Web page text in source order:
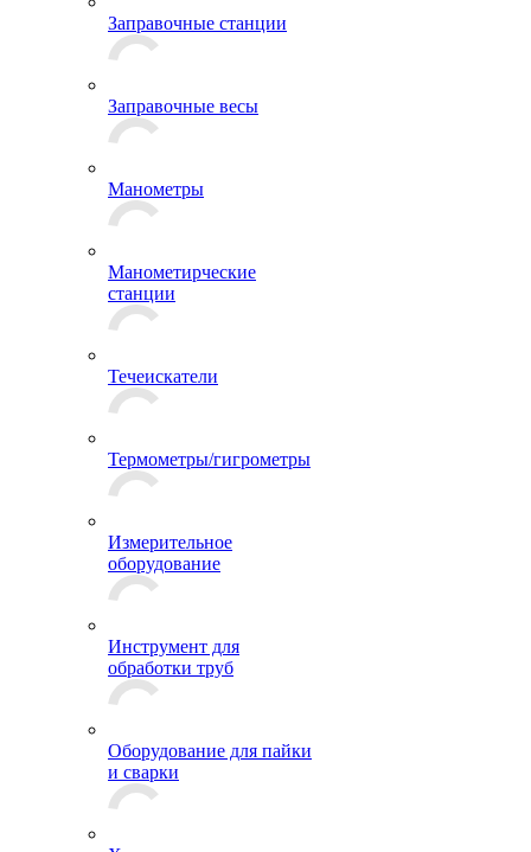
Заправочные станции
Заправочные весы
Манометры
Манометирческие
станции
Течеискатели
Термометры/гигрометры
Измерительное
оборудование
Инструмент для
обработки труб
Оборудование для пайки
и сварки